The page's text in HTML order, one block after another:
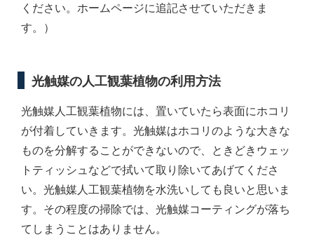
ください。ホームページに追記させていただきま
す。）
光触媒の人工観葉植物の利用方法
光触媒人工観葉植物には、置いていたら表面にホコリ
が付着していきます。光触媒はホコリのような大きな
ものを分解することができないので、ときどきウェッ
トティッシュなどで拭いて取り除いてあげてくださ
い。光触媒人工観葉植物を水洗いしても良いと思いま
す。その程度の掃除では、光触媒コーティングが落ち
てしまうことはありません。